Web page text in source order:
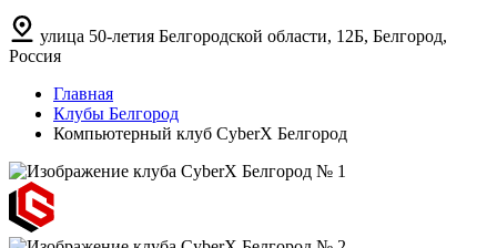
улица 50-летия Белгородской области, 12Б, Белгород,
Россия
Главная
Клубы Белгород
Компьютерный клуб CyberX Белгород